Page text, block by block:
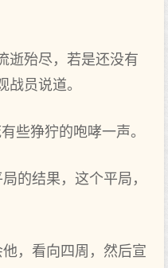
逝殆尽，若是还没有
战员说道。
些狰狞的咆哮一声。
的结果，这个平局，
，看向四周，然后宣